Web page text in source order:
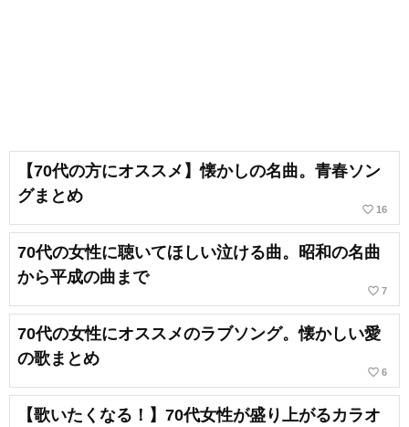
【70代の方にオススメ】懐かしの名曲。青春ソン
グまとめ
favorite_border 16
70代の女性に聴いてほしい泣ける曲。昭和の名曲
から平成の曲まで
favorite_border 7
70代の女性にオススメのラブソング。懐かしい愛
の歌まとめ
favorite_border 6
【歌いたくなる！】70代女性が盛り上がるカラオ